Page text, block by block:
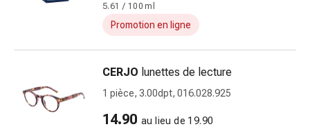
Brûlures
d’estomac
vomissements
Digestion,
5.61 / 100 ml
Promotion en ligne
CERJO lunettes de lecture
1 pièce, 3.00dpt, 016.028.925
14.90 au lieu de 19.90